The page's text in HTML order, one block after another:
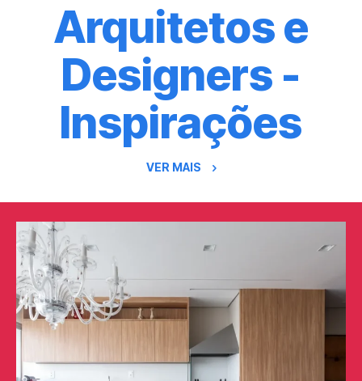
Arquitetos e
Designers -
Inspirações
VER MAIS